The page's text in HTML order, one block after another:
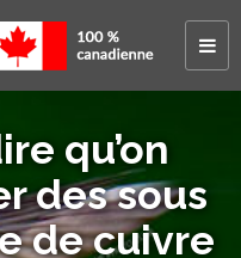
qu’on
des sous
de cuivre